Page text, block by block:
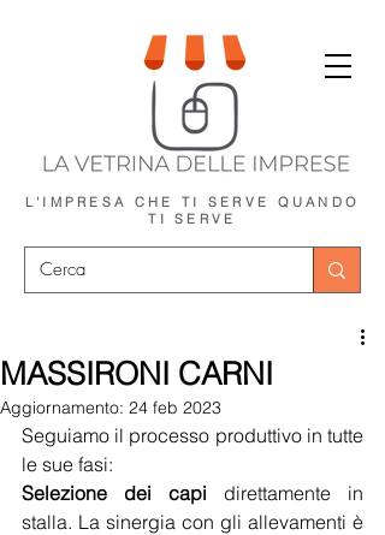
L'IMPRESA CHE TI SERVE QUANDO
TI SERVE
MASSIRONI CARNI
Aggiornamento: 24 feb 2023
Seguiamo il processo produttivo in tutte
le sue fasi:
Selezione dei capi direttamente in
stalla. La sinergia con gli allevamenti è